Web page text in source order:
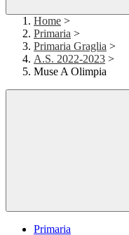
Home >
Primaria >
Primaria Graglia >
A.S. 2022-2023 >
Muse A Olimpia
Primaria